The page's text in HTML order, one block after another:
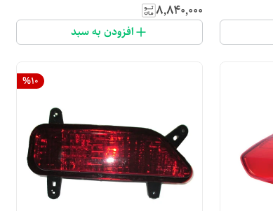
۸٬۸۴۰٬۰۰۰
افزودن به سبد
%10